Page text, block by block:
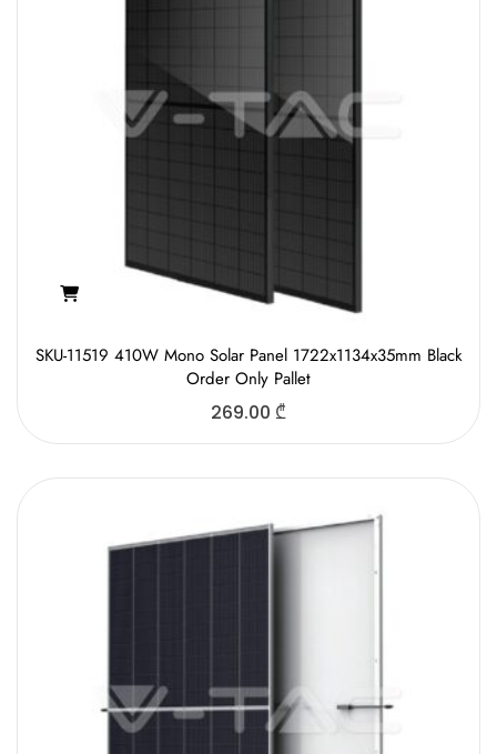
SKU-11519 410W Mono Solar Panel 1722x1134x35mm Black
Order Only Pallet
269.00 ₾